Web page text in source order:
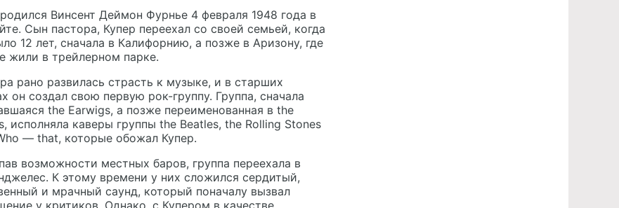
Винсент Деймон Фурнье 4 февраля 1948 года в
Сын пастора, Купер переехал со своей семьей, когда
12 лет, сначала в Калифорнию, а позже в Аризону, где
жили в трейлерном парке.
рано развилась страсть к музыке, и в старших
он создал свою первую рок-группу. Группа, сначала
the Earwigs, а позже переименованная в the
исполняла каверы группы the Beatles, the Rolling Stones
— that, которые обожал Купер.
возможности местных баров, группа переехала в
К этому времени у них сложился сердитый,
и мрачный саунд, который поначалу вызвал